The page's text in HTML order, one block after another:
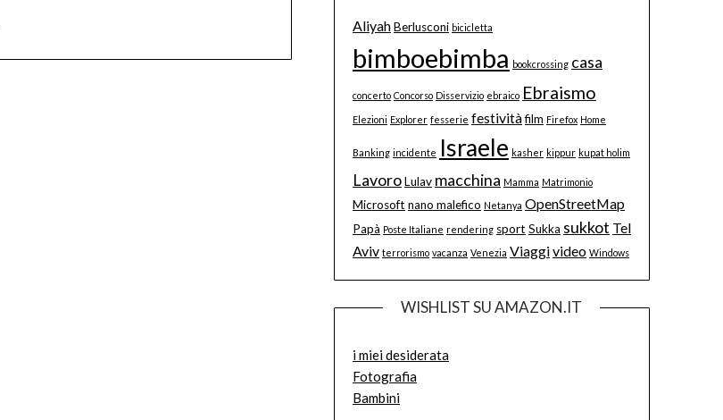
AliyahBerlusconi bicicletta
bimboebimba bookcrossing casa
concerto Concorso Disservizio ebraico Ebraismo
Elezioni Explorer fesserie festivitàfilm Firefox Home
Banking incidente Israele kasher kippur kupat holim
LavoroLulav macchina Mamma Matrimonio
Microsoft nano malefico Netanya OpenStreetMap
Papà Poste Italiane rendering sport Sukka sukkot Tel
Aviv terrorismo vacanza Venezia Viaggivideo Windows
WISHLIST SU AMAZON.IT
i miei desiderata
Fotografia
Bambini